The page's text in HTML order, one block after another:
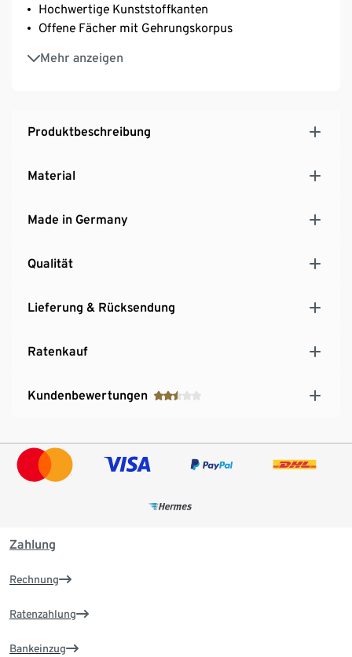
Hochwertige Kunststoffkanten
Offene Fächer mit Gehrungskorpus
Mehr anzeigen
Elegantes, kompaktes Standregal – vielseitig
einsetzbar, z.B. im Wohnzimmer, im Arbeitszimmer
MADE IN GERMANY
Produktbeschreibung
Material
Made in Germany
Qualität
Lieferung & Rücksendung
Ratenkauf
Kundenbewertungen
Zahlung
Rechnung
Ratenzahlung
Bankeinzug